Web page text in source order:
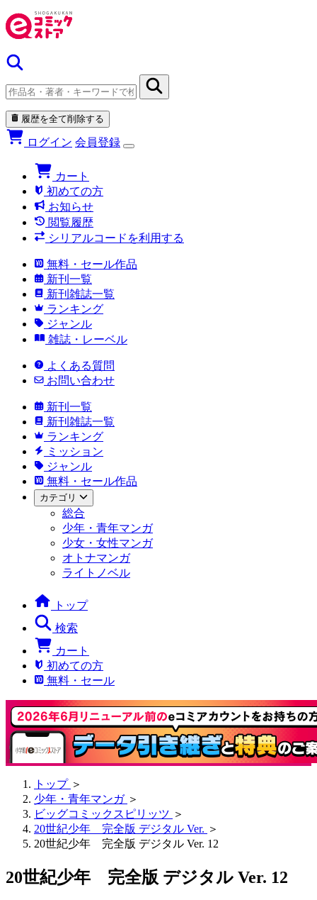
履歴を全て削除する
ログイン 会員登録
カート
初めての方
お知らせ
閲覧履歴
シリアルコードを利用する
無料・セール作品
新刊一覧
新刊雑誌一覧
ランキング
ジャンル
雑誌・レーベル
よくある質問
お問い合わせ
新刊一覧
新刊雑誌一覧
ランキング
ミッション
ジャンル
無料・セール作品
カテゴリ
総合
少年・青年マンガ
少女・女性マンガ
オトナマンガ
ライトノベル
トップ
検索
カート
初めての方
無料・セール
トップ ＞
少年・青年マンガ ＞
ビッグコミックスピリッツ ＞
20世紀少年 完全版 デジタル Ver. ＞
20世紀少年 完全版 デジタル Ver. 12
20世紀少年 完全版 デジタル Ver. 12